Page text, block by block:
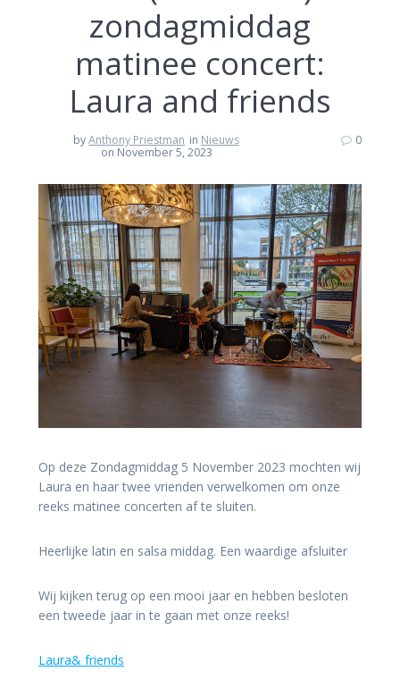
zondagmiddag
matinee concert:
Laura and friends
byAnthony Priestman in Nieuws
on November 5, 2023
0
Op deze Zondagmiddag 5 November 2023 mochten wij
Laura en haar twee vrienden verwelkomen om onze
reeks matinee concerten af te sluiten.
Heerlijke latin en salsa middag. Een waardige afsluiter
Wij kijken terug op een mooi jaar en hebben besloten
een tweede jaar in te gaan met onze reeks!
Laura& friends